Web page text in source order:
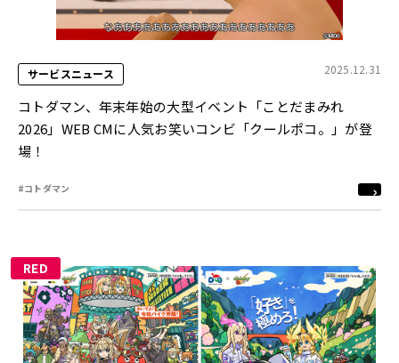
サービスニュース 2025.12.31
コトダマン、年末年始の大型イベント「ことだまみれ
2026」WEB CMに人気お笑いコンビ「クールポコ。」が登
場！
#コトダマン
RED